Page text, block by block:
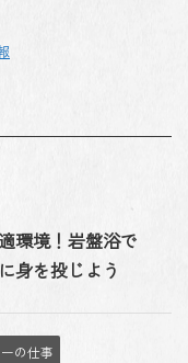
環境！岩盤浴で
身を投じよう
の仕事